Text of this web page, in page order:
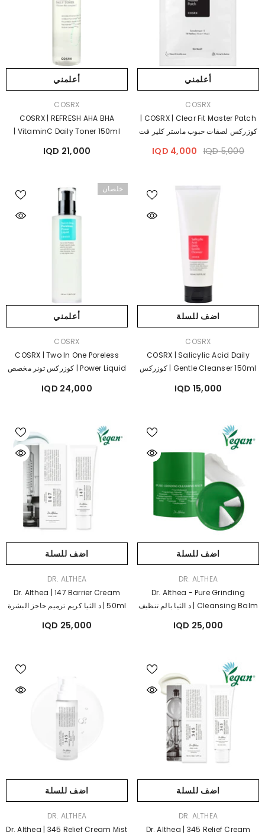
أعلمني
COSRX
COSRX | Clear Fit Master Patch |
كوزركس لصقات حبوب ماستر كلير فت
5,000 IQD
4,000 IQD
أعلمني
COSRX
COSRX | REFRESH AHA BHA
VitaminC Daily Toner 150ml |
هيدروكسي و فيتامين سي
21,000 IQD
اضف للسلة
COSRX
COSRX | Salicylic Acid Daily
Gentle Cleanser 150ml | كوزركس
15,000 IQD
خلصان
أعلمني
COSRX
COSRX | Two In One Poreless
Power Liquid | كوزركس تونر مخصص
24,000 IQD
اضف للسلة
DR. ALTHEA
Dr. Althea - Pure Grinding
Cleansing Balm | د الثيا بالم تنظيف
25,000 IQD
اضف للسلة
DR. ALTHEA
Dr. Althea | 147 Barrier Cream
50ml | د الثيا كريم ترميم حاجز البشرة
25,000 IQD
اضف للسلة
DR. ALTHEA
Dr. Althea | 345 Relief Cream
اضف للسلة
DR. ALTHEA
Dr. Althea | 345 Relief Cream Mist